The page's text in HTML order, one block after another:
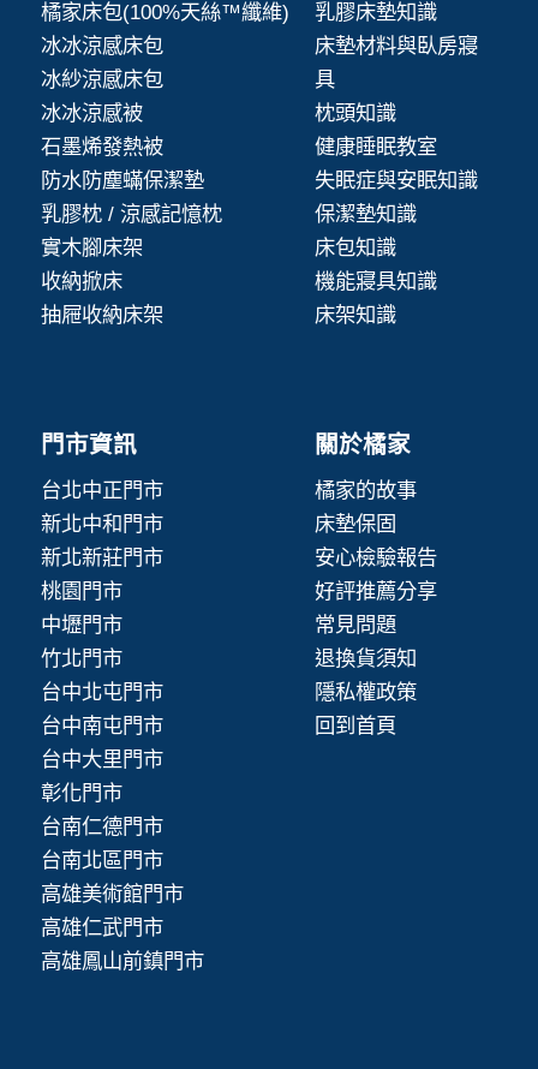
橘家床包(100%天絲™纖維)
冰冰涼感床包
冰紗涼感床包
冰冰涼感被
石墨烯發熱被
防水防塵蟎保潔墊
乳膠枕 / 涼感記憶枕
實木腳床架
收納掀床
抽屜收納床架
乳膠床墊知識
床墊材料與臥房寢
具
枕頭知識
健康睡眠教室
失眠症與安眠知識
保潔墊知識
床包知識
機能寢具知識
床架知識
門市資訊
台北中正門市
新北中和門市
新北新莊門市
桃園門市
中壢門市
竹北門市
台中北屯門市
台中南屯門市
台中大里門市
彰化門市
台南仁德門市
台南北區門市
高雄美術館門市
高雄仁武門市
高雄鳳山前鎮門市
關於橘家
橘家的故事
床墊保固
安心檢驗報告
好評推薦分享
常見問題
退換貨須知
隱私權政策
回到首頁